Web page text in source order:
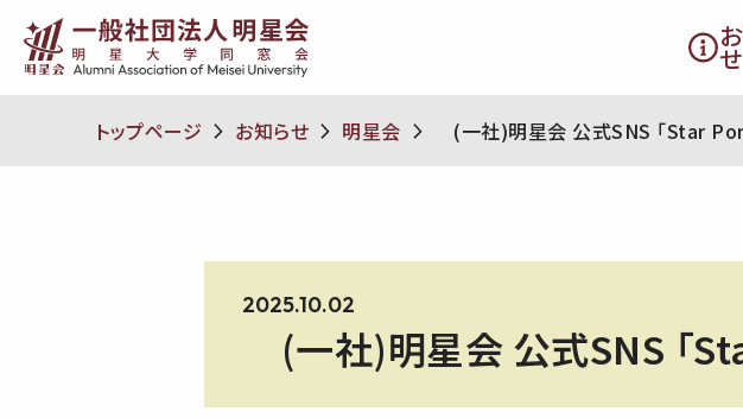
せ
トップページ お知らせ 明星会 (一社)明星会 公式SNS 「Star
2025.10.02
(一社)明星会 公式SNS 「